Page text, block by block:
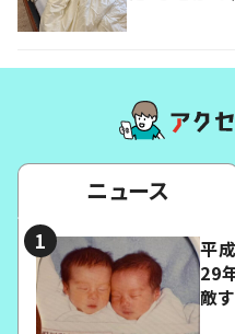
ニュース
平
29
敵